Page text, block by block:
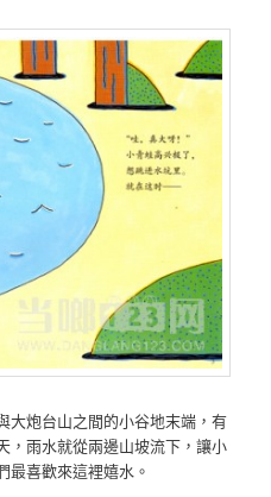
大炮台山之間的小谷地末端，有
，雨水就從兩邊山坡流下，讓小
最喜歡來這裡嬉水。